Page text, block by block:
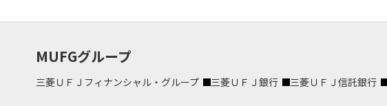
MUFGグループ
三菱ＵＦＪフィナンシャル・グループ 三菱ＵＦＪ銀行 三菱ＵＦＪ信託銀行